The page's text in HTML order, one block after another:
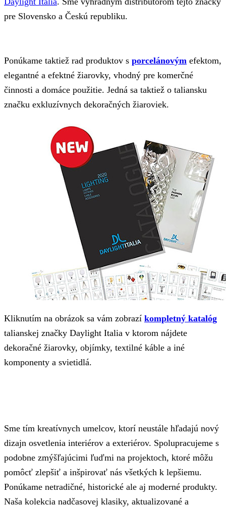
pre Slovensko a Českú republiku.
Ponúkame taktiež rad produktov s porcelánovým efektom,
elegantné a efektné žiarovky, vhodný pre komerčné
činnosti a domáce použitie. Jedná sa taktiež o taliansku
značku exkluzívnych dekoračných žiaroviek.
Kliknutím na obrázok sa vám zobrazí kompletný katalóg
talianskej značky Daylight Italia v ktorom nájdete
dekoračné žiarovky, objímky, textilné káble a iné
komponenty a svietidlá.
Sme tím kreatívnych umelcov, ktorí neustále hľadajú nový
dizajn osvetlenia interiérov a exteriérov. Spolupracujeme s
podobne zmýšľajúcimi ľuďmi na projektoch, ktoré môžu
pomôcť zlepšiť a inšpirovať nás všetkých k lepšiemu.
Ponúkame netradičné, historické ale aj moderné produkty.
Naša kolekcia nadčasovej klasiky, aktualizované a